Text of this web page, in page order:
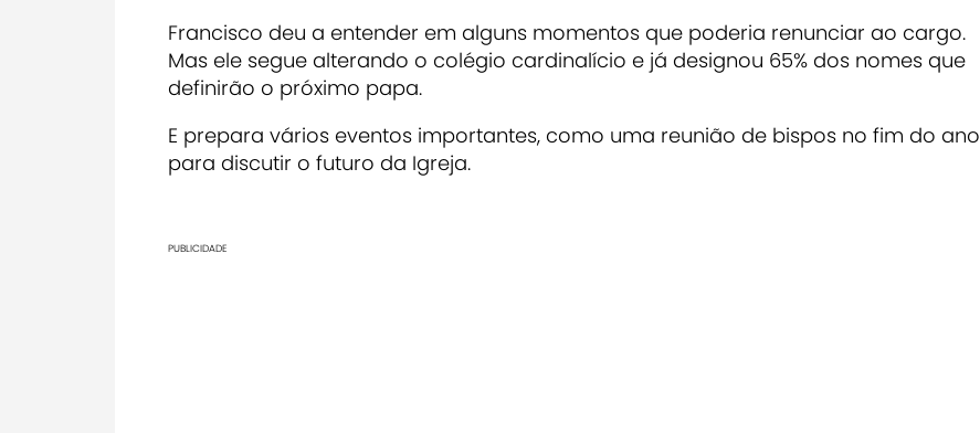
Francisco deu a entender em alguns momentos que poderia renunciar ao cargo.
Mas ele segue alterando o colégio cardinalício e já designou 65% dos nomes que
definirão o próximo papa.
E prepara vários eventos importantes, como uma reunião de bispos no fim do ano
para discutir o futuro da Igreja.
PUBLICIDADE